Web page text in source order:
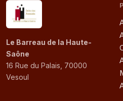
Le Barreau de la Haute-
Saône
16 Rue du Palais, 70000
Vesoul